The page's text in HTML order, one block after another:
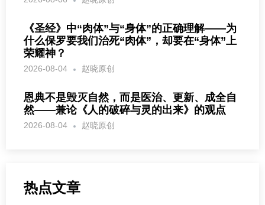
《圣经》中“肉体”与“身体”的正确理解——为
什么保罗要我们治死“肉体”，却要在“身体”上
荣耀神？
2026-08-04 赵晓原创
恩典不是毁灭自然，而是医治、更新、成全自
然——兼论《人的破碎与灵的出来》的观点
2026-08-04 赵晓原创
热点文章